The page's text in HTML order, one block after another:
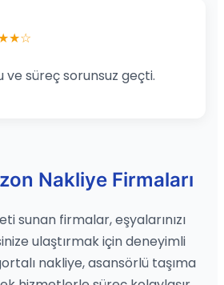
ve süreç sorunsuz geçti.
Nakliye Firmaları
sunan firmalar, eşyalarınızı
ulaştırmak için deneyimli
nakliye, asansörlü taşıma